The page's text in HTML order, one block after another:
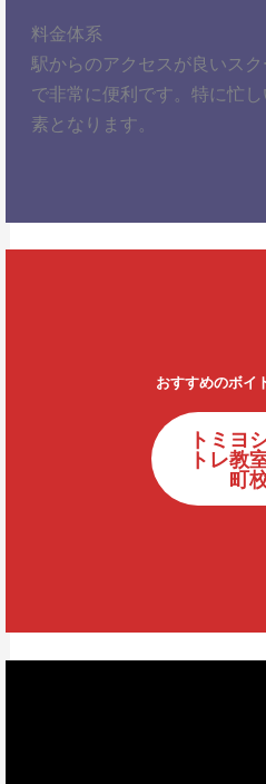
料金体系
駅からのアクセスが良いス
で非常に便利です。特に忙
素となります。
おすすめのボイ
トミヨ
トレ教
町